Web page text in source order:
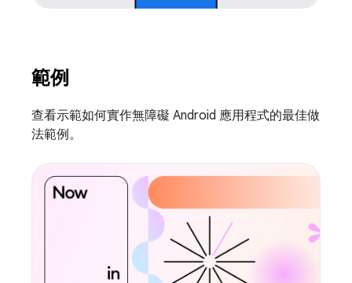
範例
查看示範如何實作無障礙 Android 應用程式的最佳做
法範例。